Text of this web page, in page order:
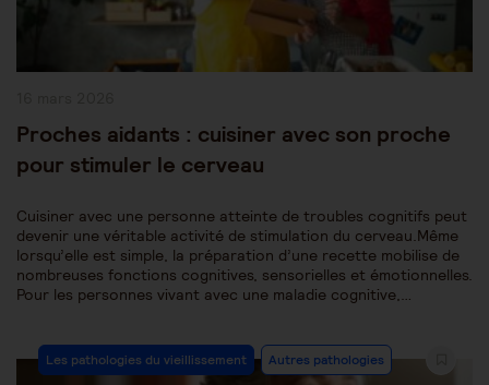
Proches aidants : cuisiner avec son proche
pour stimuler le cerveau
Cuisiner avec une personne atteinte de troubles cognitifs peut
devenir une véritable activité de stimulation du cerveau.Même
lorsqu’elle est simple, la préparation d’une recette mobilise de
nombreuses fonctions cognitives, sensorielles et émotionnelles.
Pour les personnes vivant avec une maladie cognitive,…
Post
Category:
Les pathologies du vieillissement Autres pathologies